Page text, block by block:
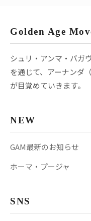
Golden Age
シュリ・アンマ・バガ
を通じて、アーナンダ
が目覚めていきます。
NEW
GAM最新のお知らせ
ホーマ・プージャ
SNS